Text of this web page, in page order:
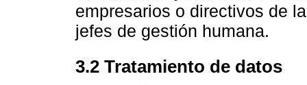
empresarios o directivos de
jefes de gestión humana.
3.2 Tratamiento de datos